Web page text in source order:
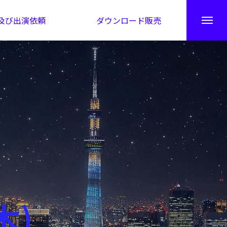
び出演依頼 ダウンロード販売
秘伝公開！吉凶カレンダー